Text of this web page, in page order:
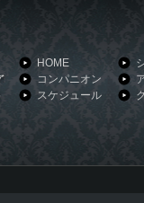
HOME
コンパニオン
スケジュール